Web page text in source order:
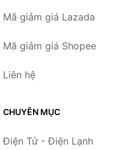
Mã giảm giá Lazada
Mã giảm giá Shopee
Liên hệ
CHUYÊN MỤC
Điện Tử - Điện Lạnh